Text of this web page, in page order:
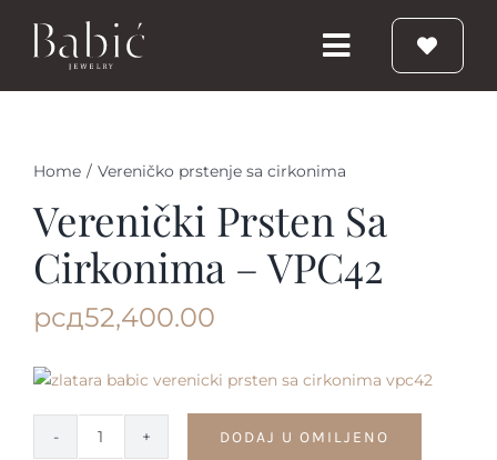
Toggle
Navigation
Prstenje
Nakit
Home / Vereničko prstenje sa cirkonima
Verenički Prsten Sa
Cirkonima – VPC42
рсд52,400.00
Verenički
DODAJ U OMILJENO